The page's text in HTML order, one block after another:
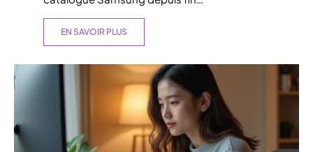
EN SAVOIR PLUS